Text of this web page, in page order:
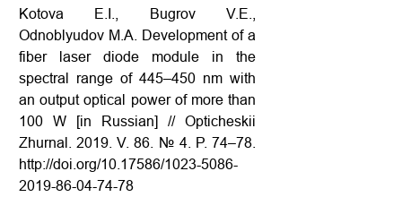
Kotova E.I., Bugrov V.E.,
Odnoblyudov M.A. Development of a
fiber laser diode module in the
spectral range of 445–450 nm with
an output optical power of more than
100 W
[in Russian] // Opticheskii
Zhurnal. 2019. V. 86. № 4. P. 74–78.
http://doi.org/10.17586/1023-5086-
2019-86-04-74-78